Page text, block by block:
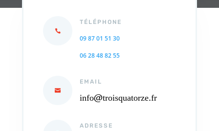
TÉLÉPHONE
09 87 01 51 30
06 28 48 82 55
EMAIL
info@troisquatorze.fr
ADRESSE